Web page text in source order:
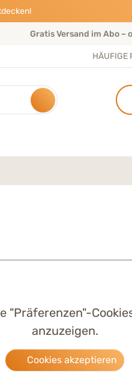
Gratis Versand im Abo
HÄUFIGE
"Präferenzen"-
anzuzeigen.
Cookies akzeptieren